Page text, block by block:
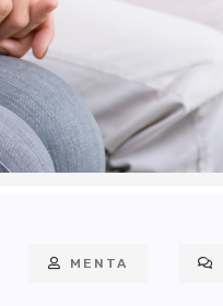
MENTA